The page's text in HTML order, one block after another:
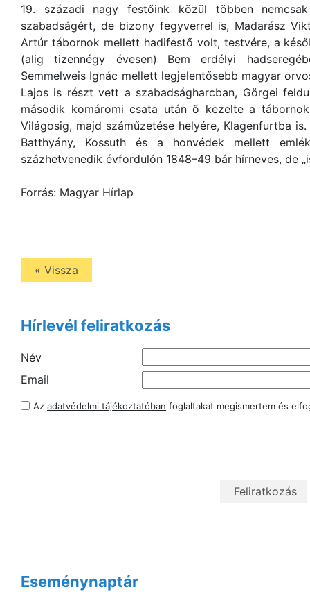
19. századi nagy festőink közül többen
szabadságért, de bizony fegyverrel is, Madarász
Artúr tábornok mellett hadifestő volt, testvére, a
(alig tizennégy évesen) Bem erdélyi
Semmelweis Ignác mellett legjelentősebb magyar
Lajos is részt vett a szabadságharcban, Görgei
második komáromi csata után ő kezelte a
Világosig, majd száműzetése helyére, Klagenfurtba
Batthyány, Kossuth és a honvédek mellett
százhetvenedik évfordulón 1848–49 bár hírneves, de
Forrás: Magyar Hírlap
« Vissza
Hírlevél feliratkozás
Név
Email
Az adatvédelmi tájékoztatóban foglaltakat megismertem és
Eseménynaptár